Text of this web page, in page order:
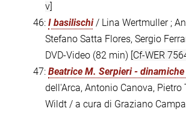
v]
46: I basilischi/ Lina Wertmuller ;
Stefano Satta Flores, Sergio
DVD-Video (82 min) [Cf-WER
47: Beatrice M. Serpieri -
dell'Arca, Antonio Canova, Pietro
Wildt / a cura di Graziano